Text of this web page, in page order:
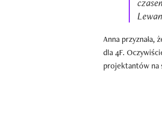
Anna
dla 4F.
projektantów na